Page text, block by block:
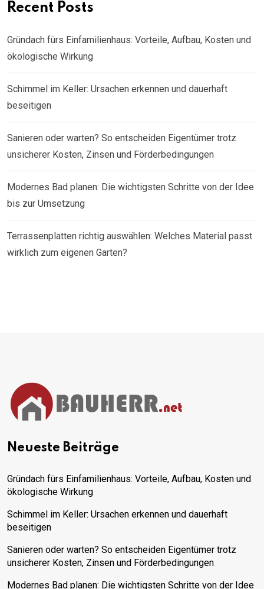
Recent Posts
Gründach fürs Einfamilienhaus: Vorteile, Aufbau, Kosten und
ökologische Wirkung
Schimmel im Keller: Ursachen erkennen und dauerhaft
beseitigen
Sanieren oder warten? So entscheiden Eigentümer trotz
unsicherer Kosten, Zinsen und Förderbedingungen
Modernes Bad planen: Die wichtigsten Schritte von der Idee
bis zur Umsetzung
Terrassenplatten richtig auswählen: Welches Material passt
wirklich zum eigenen Garten?
Neueste Beiträge
Gründach fürs Einfamilienhaus: Vorteile, Aufbau, Kosten und
ökologische Wirkung
Schimmel im Keller: Ursachen erkennen und dauerhaft
beseitigen
Sanieren oder warten? So entscheiden Eigentümer trotz
unsicherer Kosten, Zinsen und Förderbedingungen
Modernes Bad planen: Die wichtigsten Schritte von der Idee